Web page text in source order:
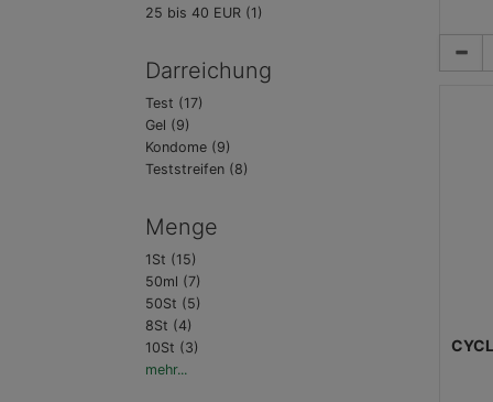
25 bis 40 EUR (1)
Darreichung
Test (17)
Gel (9)
Kondome (9)
Teststreifen (8)
Menge
1St (15)
50ml (7)
50St (5)
8St (4)
10St (3)
mehr...